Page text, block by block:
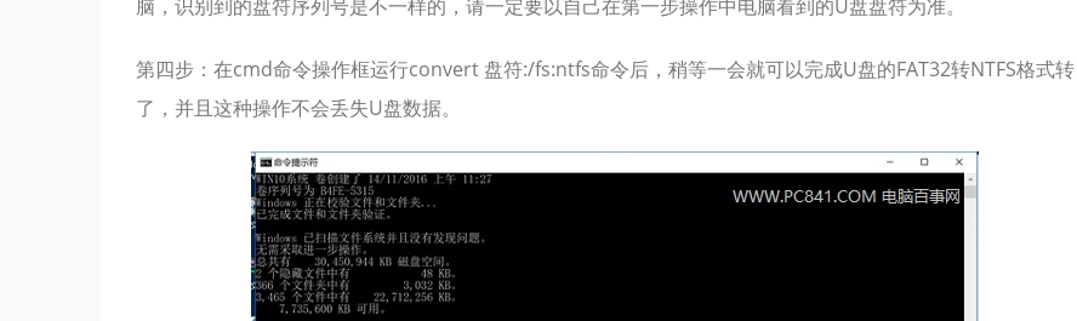
脑，识别到的盘符序列号是不一样的，请一定要以自己在第一步操作中电脑看到的U盘盘符为准。
第四步：在cmd命令操作框运行convert 盘符:/fs:ntfs命令后，稍等一会就可以完成U盘的FAT32转NTFS格式转
了，并且这种操作不会丢失U盘数据。